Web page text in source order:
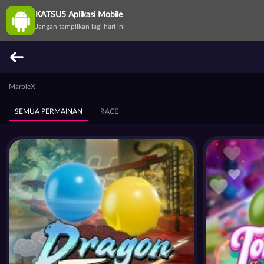
KATSU5 Aplikasi Mobile
Jangan tampilkan lagi hari ini
MarbleX
SEMUA PERMAINAN RACE